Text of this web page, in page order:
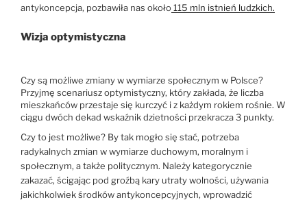
antykoncepcja, pozbawiła nas około115 mln istnień ludzkich.
Wizja optymistyczna
Czy są możliwe zmiany w wymiarze społecznym w Polsce?
Przyjmę scenariusz optymistyczny, który zakłada, że liczba
mieszkańców przestaje się kurczyć i z każdym rokiem rośnie. W
ciągu dwóch dekad wskaźnik dzietności przekracza 3 punkty.
Czy to jest możliwe? By tak mogło się stać, potrzeba
radykalnych zmian w wymiarze duchowym, moralnym i
społecznym, a także politycznym. Należy kategorycznie
zakazać, ścigając pod groźbą kary utraty wolności, używania
jakichkolwiek środków antykoncepcyjnych, wprowadzić